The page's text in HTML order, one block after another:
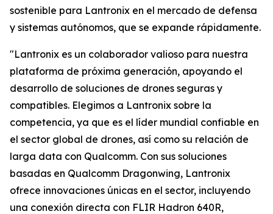
sostenible para Lantronix en el mercado de defensa
y sistemas autónomos, que se expande rápidamente.
"Lantronix es un colaborador valioso para nuestra
plataforma de próxima generación, apoyando el
desarrollo de soluciones de drones seguras y
compatibles. Elegimos a Lantronix sobre la
competencia, ya que es el líder mundial confiable en
el sector global de drones, así como su relación de
larga data con Qualcomm. Con sus soluciones
basadas en Qualcomm Dragonwing, Lantronix
ofrece innovaciones únicas en el sector, incluyendo
una conexión directa con FLIR Hadron 640R,